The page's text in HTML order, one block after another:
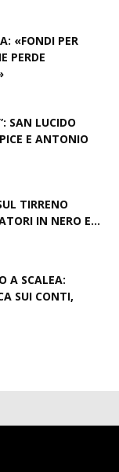
«FONDI PER
PERDE
SAN LUCIDO
E ANTONIO
TIRRENO
IN NERO E...
A SCALEA:
SUI CONTI,